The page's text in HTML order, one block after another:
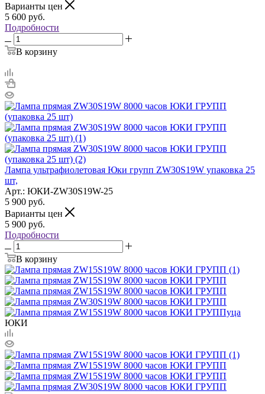
Варианты цен
5 600 руб.
Подробности
В корзину
Лампа ультрафиолетовая Юки групп ZW30S19W упаковка 25
шт,
Арт.: ЮКИ-ZW30S19W-25
5 900 руб.
Варианты цен
5 900 руб.
Подробности
В корзину
ЮКИ